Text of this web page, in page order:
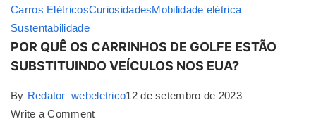
Carros ElétricosCuriosidadesMobilidade elétrica
Sustentabilidade
POR QUÊ OS CARRINHOS DE GOLFE ESTÃO
SUBSTITUINDO VEÍCULOS NOS EUA?
By Redator_webeletrico12 de setembro de 2023
Write a Comment